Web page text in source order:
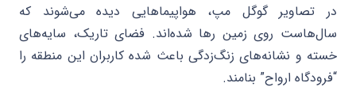
در تصاویر گوگل مپ، هواپیماهایی دیده می‌شوند که
سال‌هاست روی زمین رها شده‌اند. فضای تاریک، سایه‌های
خسته و نشانه‌های زنگ‌زدگی باعث شده کاربران این منطقه را
“فرودگاه ارواح” بنامند.